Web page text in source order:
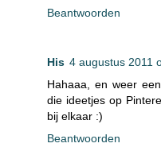
Beantwoorden
His 4 augustus 2011
Hahaaa, en weer
die ideetjes op
bij elkaar :)
Beantwoorden